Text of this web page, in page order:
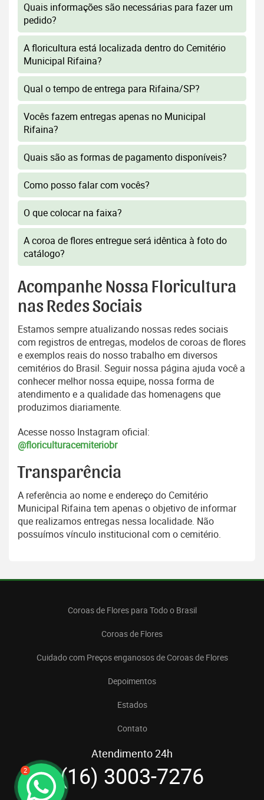
2
Quais informações são necessárias para fazer um
pedido?
A floricultura está localizada dentro do Cemitério
Municipal Rifaina?
Qual o tempo de entrega para Rifaina/SP?
Vocês fazem entregas apenas no Municipal
Rifaina?
Quais são as formas de pagamento disponíveis?
Como posso falar com vocês?
O que colocar na faixa?
A coroa de flores entregue será idêntica à foto do
catálogo?
Acompanhe Nossa Floricultura
nas Redes Sociais
Estamos sempre atualizando nossas redes sociais
com registros de entregas, modelos de coroas de flores
e exemplos reais do nosso trabalho em diversos
cemitérios do Brasil. Seguir nossa página ajuda você a
conhecer melhor nossa equipe, nossa forma de
atendimento e a qualidade das homenagens que
produzimos diariamente.
Acesse nosso Instagram oficial:
@floriculturacemiteriobr
Transparência
A referência ao nome e endereço do Cemitério
Municipal Rifaina tem apenas o objetivo de informar
que realizamos entregas nessa localidade. Não
possuímos vínculo institucional com o cemitério.
Coroas de Flores para Todo o Brasil
Coroas de Flores
Cuidado com Preços enganosos de Coroas de Flores
Depoimentos
Estados
Contato
Atendimento 24h
(16) 3003-7276